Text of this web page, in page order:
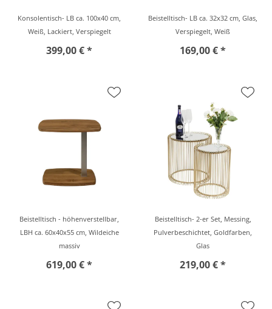
Konsolentisch- LB ca. 100x40 cm,
Weiß, Lackiert, Verspiegelt
399,00 € *
Beistelltisch- LB ca. 32x32 cm, Glas,
Verspiegelt, Weiß
169,00 € *
Beistelltisch - höhenverstellbar,
LBH ca. 60x40x55 cm, Wildeiche
massiv
619,00 € *
Beistelltisch- 2-er Set, Messing,
Pulverbeschichtet, Goldfarben,
Glas
219,00 € *